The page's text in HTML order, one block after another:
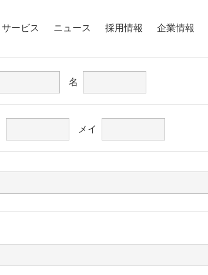
サービス ニュース 採用情報 企業情報
名
メイ